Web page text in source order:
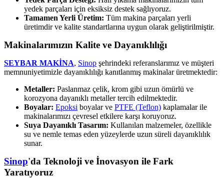
yedek parçaları için eksiksiz destek sağlıyoruz.
Tamamen Yerli Üretim: Tüm makina parçaları yerli
üretimdir ve kalite standartlarına uygun olarak geliştirilmiştir.
Makinalarımızın Kalite ve Dayanıklılığı
SEYBAR MAKİNA, Sinop şehrindeki referanslarımız ve müşteri
memnuniyetimizle dayanıklılığı kanıtlanmış makinalar üretmektedir:
Metaller: Paslanmaz çelik, krom gibi uzun ömürlü ve
korozyona dayanıklı metaller tercih edilmektedir.
Boyalar: Epoksi boyalar ve PTFE (Teflon) kaplamalar ile
makinalarımızı çevresel etkilere karşı koruyoruz.
Suya Dayanıklı Tasarım: Kullanılan malzemeler, özellikle
su ve nemle temas eden yüzeylerde uzun süreli dayanıklılık
sunar.
Sinop'da Teknoloji ve İnovasyon ile Fark
Yaratıyoruz